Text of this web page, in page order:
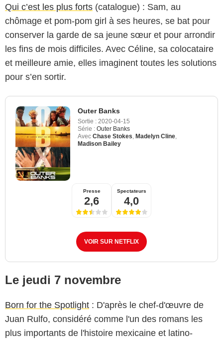
Qui c’est les plus forts (catalogue) : Sam, au
chômage et pom-pom girl à ses heures, se bat pour
conserver la garde de sa jeune sœur et pour arrondir
les fins de mois difficiles. Avec Céline, sa colocataire
et meilleure amie, elles imaginent toutes les solutions
pour s’en sortir.
Outer Banks
Sortie : 2020-04-15
Série : Outer Banks
Avec Chase Stokes Madelyn Cline
Madison Bailey
Presse
2,6
Spectateurs
4,0
VOIR SUR NETFLIX
Le jeudi 7 novembre
Born for the Spotlight : D'après le chef-d'œuvre de
Juan Rulfo, considéré comme l'un des romans les
plus importants de l'histoire mexicaine et latino-